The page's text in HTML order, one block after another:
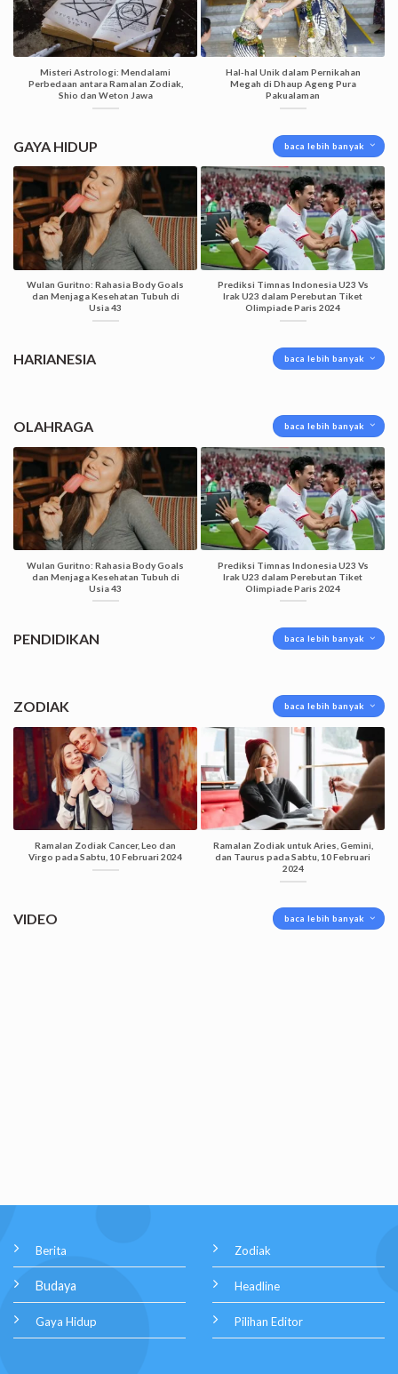
Misteri Astrologi: Mendalami
Perbedaan antara Ramalan Zodiak,
Shio dan Weton Jawa
Hal-hal Unik dalam Pernikahan
Megah di Dhaup Ageng Pura
Pakualaman
GAYA HIDUP baca lebih banyak
Wulan Guritno: Rahasia Body Goals
dan Menjaga Kesehatan Tubuh di
Usia 43
Prediksi Timnas Indonesia U23 Vs
Irak U23 dalam Perebutan Tiket
Olimpiade Paris 2024
HARIANESIA baca lebih banyak
OLAHRAGA baca lebih banyak
Wulan Guritno: Rahasia Body Goals
dan Menjaga Kesehatan Tubuh di
Usia 43
Prediksi Timnas Indonesia U23 Vs
Irak U23 dalam Perebutan Tiket
Olimpiade Paris 2024
PENDIDIKAN baca lebih banyak
ZODIAK baca lebih banyak
Ramalan Zodiak Cancer, Leo dan
Virgo pada Sabtu, 10 Februari 2024
Ramalan Zodiak untuk Aries, Gemini,
dan Taurus pada Sabtu, 10 Februari
2024
VIDEO baca lebih banyak
Berita
Budaya
Gaya Hidup
Zodiak
Headline
Pilihan Editor